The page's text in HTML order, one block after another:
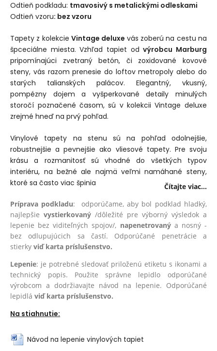
Odtieň podkladu: tmavosivý s metalickými odleskami
Odtieň vzoru: bez vzoru
Tapety z kolekcie Vintage deluxe vás zoberú na cestu na
špceciálne miesta. Vzhľad tapiet odvýrobcu Marburg
pripomínajúci zvetraný betón, či zoxidované kovové
steny, vás razom prenesie do loftov metropoly alebo do
starých talianských palácov. Elegantný, vkusný,
pompézny dojem a vyšperkované detaily minulých
storočí poznačené časom, sú v kolekcii Vintage deluxe
zrejmé hneď na prvý pohľad.
Vinylové tapety na stenu sú na pohľad odolnejšie,
robustnejšie a pevnejšie ako vliesové tapety. Pre svoju
krásu a rozmanitosť sú vhodné do všetkých typov
interiéru, na bežné ale najmä veľmi namáhané steny,
ktoré sa často viac špinia
Čítajte viac...
Príprava podkladu: odporúčame, aby bol podklad hladký,
najlepšievystierkovaný /dôležité pre výborný výsledok a
lepenie bez viditeľných spojov/, napenetrovanýa nosný -
bez odlupujúcich sa častí. Odporúčané penetrácie a
stierkyviď karta príslušenstvo.
Lepenie: je potrebné sledovať priloženú etiketu s ikonami a
technický popis. Použite správne lepidlo odporúčané
výrobcom a dodržiavajte návod na lepenie. Odporúčané
lepidláviď karta príslušenstvo.
Na stiahnutie:
Návod na lepenie vinylových tapiet